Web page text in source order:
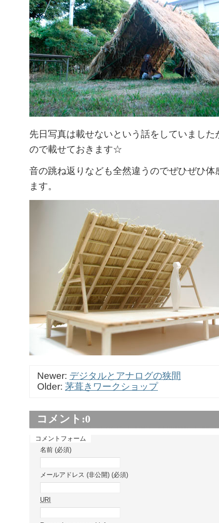
先日写真は載せないという話をしていました
ので載せておきます☆
音の跳ね返りなども全然違うのでぜひぜひ体
ます。
Newer: デジタルとアナログの狭間
Older: 茅葺きワークショップ
コメント:0
コメントフォーム
名前 (必須)
メールアドレス (非公開) (必須)
URI